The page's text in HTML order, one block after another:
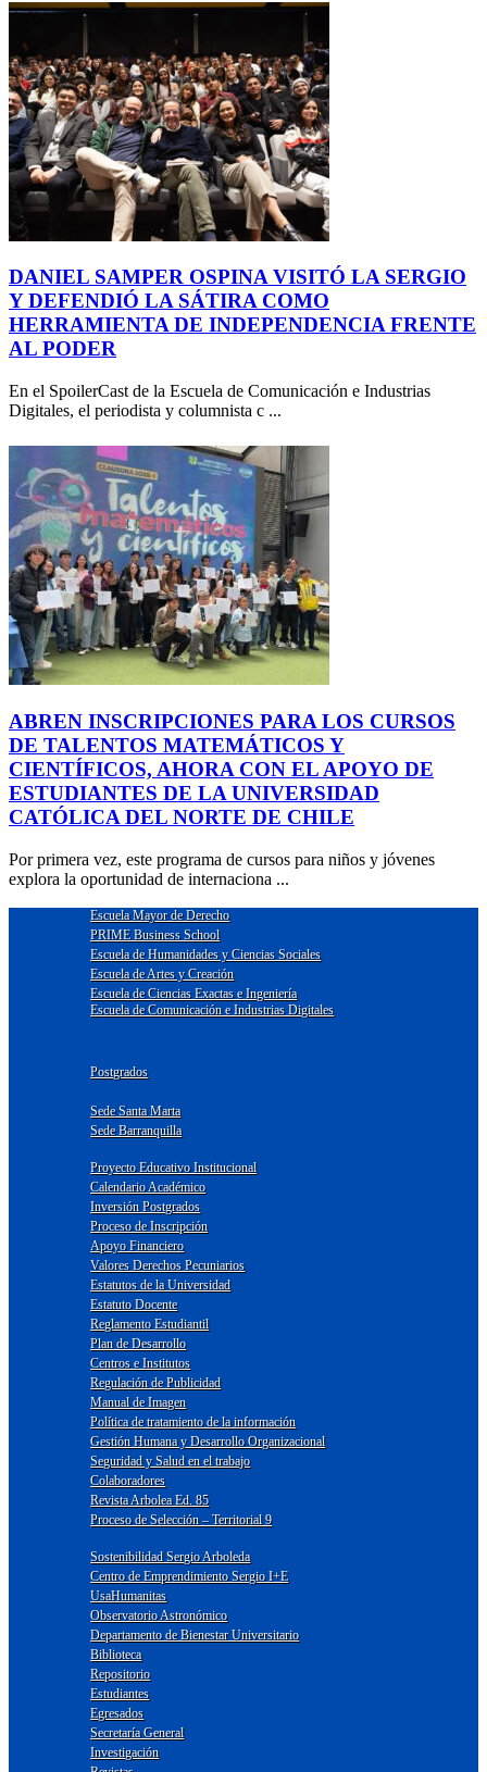
DANIEL SAMPER OSPINA VISITÓ LA SERGIO
Y DEFENDIÓ LA SÁTIRA COMO
HERRAMIENTA DE INDEPENDENCIA FRENTE
AL PODER
En el SpoilerCast de la Escuela de Comunicación e Industrias
Digitales, el periodista y columnista c ...
ABREN INSCRIPCIONES PARA LOS CURSOS
DE TALENTOS MATEMÁTICOS Y
CIENTÍFICOS, AHORA CON EL APOYO DE
ESTUDIANTES DE LA UNIVERSIDAD
CATÓLICA DEL NORTE DE CHILE
Por primera vez, este programa de cursos para niños y jóvenes
explora la oportunidad de internaciona ...
Escuela Mayor de Derecho
PRIME Business School
Escuela de Humanidades y Ciencias Sociales
Escuela de Artes y Creación
Escuela de Ciencias Exactas e Ingeniería
Escuela de Comunicación e Industrias Digitales
Postgrados
Sede Santa Marta
Sede Barranquilla
Proyecto Educativo Institucional
Calendario Académico
Inversión Postgrados
Proceso de Inscripción
Apoyo Financiero
Valores Derechos Pecuniarios
Estatutos de la Universidad
Estatuto Docente
Reglamento Estudiantil
Plan de Desarrollo
Centros e Institutos
Regulación de Publicidad
Manual de Imagen
Política de tratamiento de la información
Gestión Humana y Desarrollo Organizacional
Seguridad y Salud en el trabajo
Colaboradores
Revista Arbolea Ed. 85
Proceso de Selección – Territorial 9
Sostenibilidad Sergio Arboleda
Centro de Emprendimiento Sergio I+E
UsaHumanitas
Observatorio Astronómico
Departamento de Bienestar Universitario
Biblioteca
Repositorio
Estudiantes
Egresados
Secretaría General
Investigación